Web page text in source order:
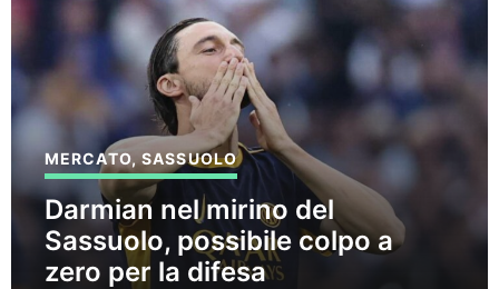
MERCATO,SASSUOLO
Darmian nel mirino del
Sassuolo, possibile colpo a
zero per la difesa